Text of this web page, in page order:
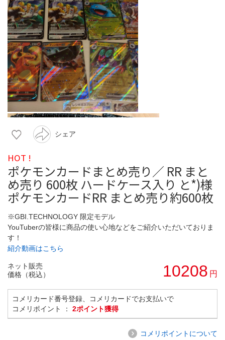
シェア
HOT !
ポケモンカードまとめ売り／ RR まと
め売り 600枚 ハードケース入り と*)様
ポケモンカードRR まとめ売り約600枚
※GBI.TECHNOLOGY 限定モデル
YouTuberの皆様に商品の使い心地などをご紹介いただいておりま
す！
紹介動画はこちら
ネット販売
価格（税込）
10208 円
コメリカード番号登録、コメリカードでお支払いで
コメリポイント ： 2ポイント獲得
コメリポイントについて